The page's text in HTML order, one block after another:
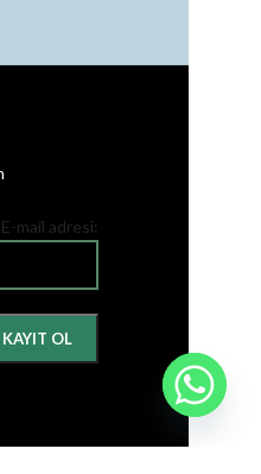
E-mail adresi: